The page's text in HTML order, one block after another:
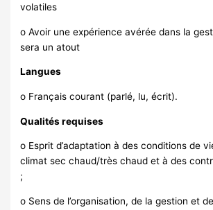
volatiles
o Avoir une expérience avérée dans la
sera un atout
Langues
o Français courant (parlé, lu, écrit).
Qualités requises
o Esprit d’adaptation à des conditions de
climat sec chaud/très chaud et à des
;
o Sens de l’organisation, de la gestion et